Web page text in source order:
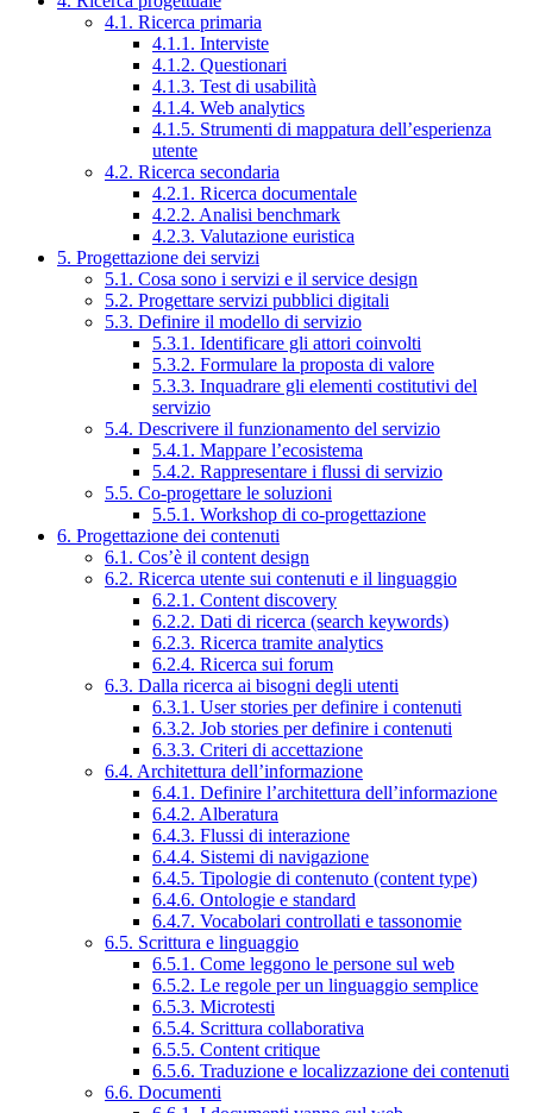
4.1. Ricerca primaria
4.1.1. Interviste
4.1.2. Questionari
4.1.3. Test di usabilità
4.1.4. Web analytics
4.1.5. Strumenti di mappatura dell’esperienza
utente
4.2. Ricerca secondaria
4.2.1. Ricerca documentale
4.2.2. Analisi benchmark
4.2.3. Valutazione euristica
5. Progettazione dei servizi
5.1. Cosa sono i servizi e il service design
5.2. Progettare servizi pubblici digitali
5.3. Definire il modello di servizio
5.3.1. Identificare gli attori coinvolti
5.3.2. Formulare la proposta di valore
5.3.3. Inquadrare gli elementi costitutivi del
servizio
5.4. Descrivere il funzionamento del servizio
5.4.1. Mappare l’ecosistema
5.4.2. Rappresentare i flussi di servizio
5.5. Co-progettare le soluzioni
5.5.1. Workshop di co-progettazione
6. Progettazione dei contenuti
6.1. Cos’è il content design
6.2. Ricerca utente sui contenuti e il linguaggio
6.2.1. Content discovery
6.2.2. Dati di ricerca (search keywords)
6.2.3. Ricerca tramite analytics
6.2.4. Ricerca sui forum
6.3. Dalla ricerca ai bisogni degli utenti
6.3.1. User stories per definire i contenuti
6.3.2. Job stories per definire i contenuti
6.3.3. Criteri di accettazione
6.4. Architettura dell’informazione
6.4.1. Definire l’architettura dell’informazione
6.4.2. Alberatura
6.4.3. Flussi di interazione
6.4.4. Sistemi di navigazione
6.4.5. Tipologie di contenuto (content type)
6.4.6. Ontologie e standard
6.4.7. Vocabolari controllati e tassonomie
6.5. Scrittura e linguaggio
6.5.1. Come leggono le persone sul web
6.5.2. Le regole per un linguaggio semplice
6.5.3. Microtesti
6.5.4. Scrittura collaborativa
6.5.5. Content critique
6.5.6. Traduzione e localizzazione dei contenuti
6.6. Documenti